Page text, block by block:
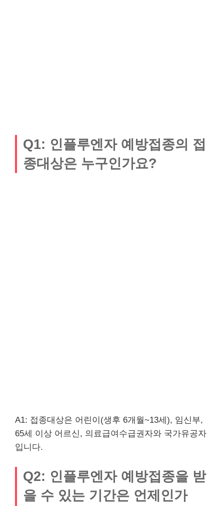
Q1: 인플루엔자 예방접종의 접
종대상은 누구인가요?
A1: 접종대상은 어린이(생후 6개월~13세), 임신부,
65세 이상 어르신, 의료급여수급권자와 국가유공자
입니다.
Q2: 인플루엔자 예방접종을 받
을 수 있는 기간은 언제인가